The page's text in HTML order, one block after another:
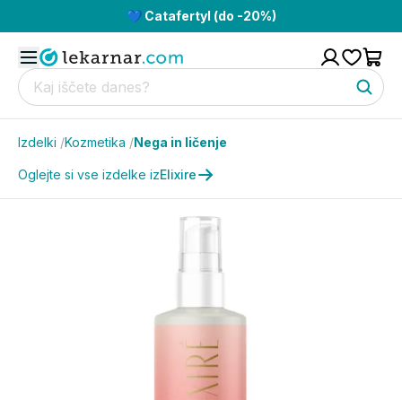
💙 Catafertyl (do -20%)
Izdelki /Kozmetika /Nega in ličenje
Oglejte si vse izdelke izElixire